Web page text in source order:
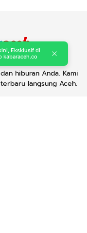
hiburan Anda. Kami
langsung Aceh.
Eksklusif di
kabaraceh.co